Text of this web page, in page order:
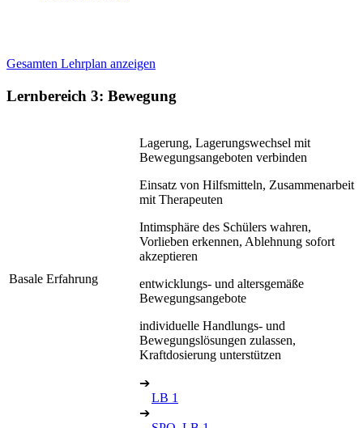
Gesamten Lehrplan anzeigen
Lernbereich 3: Bewegung
Basale Erfahrung
Lagerung, Lagerungswechsel mit
Bewegungsangeboten verbinden
Einsatz von Hilfsmitteln, Zusammenarbeit
mit Therapeuten
Intimsphäre des Schülers wahren,
Vorlieben erkennen, Ablehnung sofort
akzeptieren
entwicklungs- und altersgemäße
Bewegungsangebote
individuelle Handlungs- und
Bewegungslösungen zulassen,
Kraftdosierung unterstützen
➔
LB 1
➔